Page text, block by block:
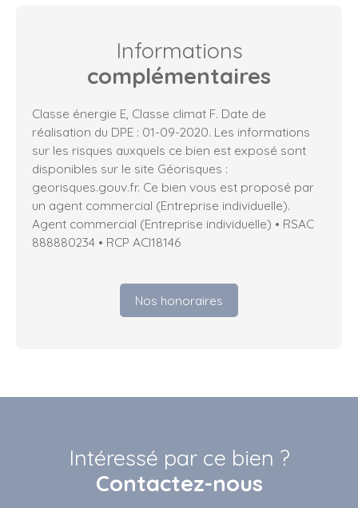
Informations
complémentaires
Classe énergie E, Classe climat F. Date de
réalisation du DPE : 01-09-2020. Les informations
sur les risques auxquels ce bien est exposé sont
disponibles sur le site Géorisques :
georisques.gouv.fr. Ce bien vous est proposé par
un agent commercial (Entreprise individuelle).
Agent commercial (Entreprise individuelle) • RSAC
888880234 • RCP ACI18146
Nos honoraires
Intéressé par ce bien ?
Contactez-nous